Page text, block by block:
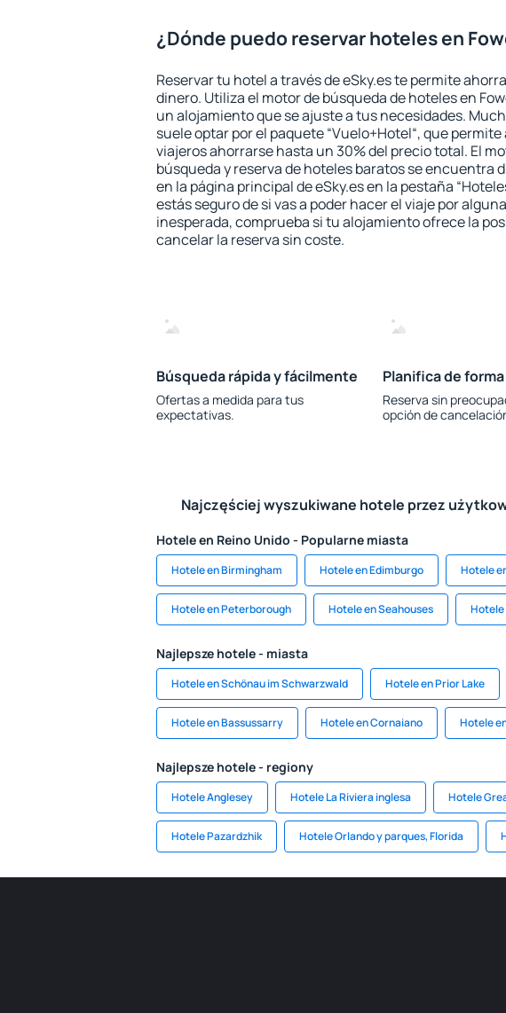
¿Dónde puedo reservar hoteles en
Reservar tu hotel a través de eSky.es te permite
dinero. Utiliza el motor de búsqueda de hoteles en
un alojamiento que se ajuste a tus necesidades.
suele optar por el paquete “Vuelo+Hotel“, que permite
viajeros ahorrarse hasta un 30% del precio total. El
búsqueda y reserva de hoteles baratos se encuentra
en la página principal de eSky.es en la pestaña
estás seguro de si vas a poder hacer el viaje por
inesperada, comprueba si tu alojamiento ofrece la
cancelar la reserva sin coste.
Búsqueda rápida y fácilmente
Ofertas a medida para tus
expectativas.
Planifica de
Reserva sin
opción de
Najczęściej wyszukiwane hotele przez
Hotele en Reino Unido - Popularne miasta
Hotele en Birmingham Hotele en Edimburgo Hotele
Hotele en Peterborough Hotele en Seahouses Hotele
Najlepsze hotele - miasta
Hotele en Schönau im Schwarzwald Hotele en Prior Lake
Hotele en Bassussarry Hotele en Cornaiano Hotele
Najlepsze hotele - regiony
Hotele Anglesey Hotele La Riviera inglesa Hotele
Hotele Pazardzhik Hotele Orlando y parques, Florida